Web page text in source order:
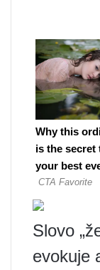
Slovo
evokuje